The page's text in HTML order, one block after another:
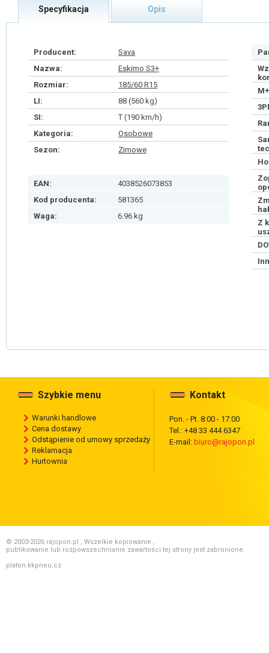
Specyfikacja Opis
Producent:
Sava
Nazwa:
Eskimo S3+
Rozmiar:
185/60 R15
LI:
88 (560 kg)
SI:
T (190 km/h)
Kategoria:
Osobowe
Sezon:
Zimowe
EAN:
4038526073853
Kod producenta:
581365
Waga:
6.96 kg
Z
Szybkie menu
Warunki handlowe
Cena dostawy
Odstąpienie od umowy sprzedaży
Reklamacja
Hurtownia
Kontakt
Pon. - Pt. 8:00 - 17:00
Tel.: +48 33 444 6347
E-mail: biuro@rajopon.pl
© 2003-2026 rajopon.pl , Wszelkie kopiowanie ,
publikowanie lub rozpowszechnianie zawartości tej strony jest zabronione.
platon.kkpneu.cz